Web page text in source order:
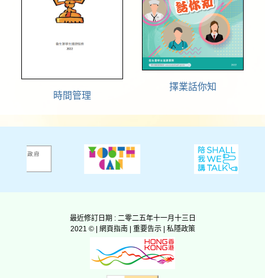
時間管理
擇業話你知
最近修訂日期 : 二零二五年十一月十三日
2021 © | 網頁指南| 重要告示| 私隱政策